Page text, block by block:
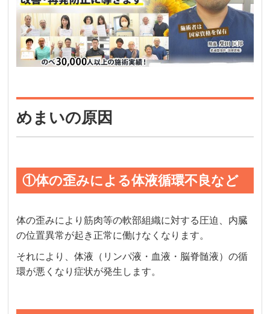
めまいの原因
①体の歪みによる体液循環不良など
体の歪みにより筋肉等の軟部組織に対する圧迫、内臓
の位置異常が起き正常に働けなくなります。
それにより、体液（リンパ液・血液・脳脊髄液）の循
環が悪くなり症状が発生します。